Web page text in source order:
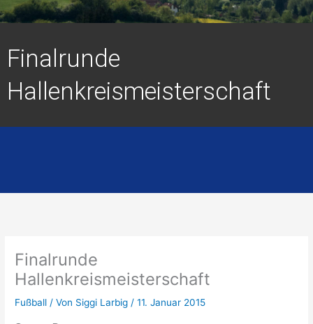
Finalrunde
Hallenkreismeisterschaft
Finalrunde
Hallenkreismeisterschaft
Fußball / Von Siggi Larbig/11. Januar 2015